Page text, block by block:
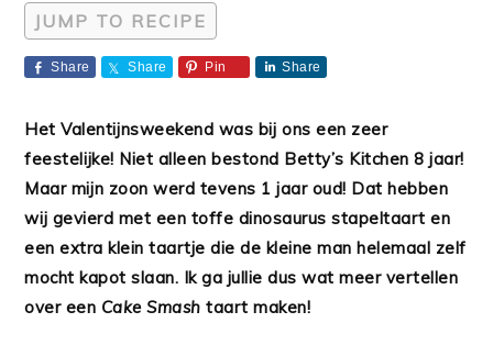
JUMP TO RECIPE
Share Share Pin Share
Het Valentijnsweekend was bij ons een zeer
feestelijke! Niet alleen bestond Betty’s Kitchen 8 jaar!
Maar mijn zoon werd tevens 1 jaar oud! Dat hebben
wij gevierd met een toffe dinosaurus stapeltaart en
een extra klein taartje die de kleine man helemaal zelf
mocht kapot slaan. Ik ga jullie dus wat meer vertellen
over een Cake Smashtaart maken!